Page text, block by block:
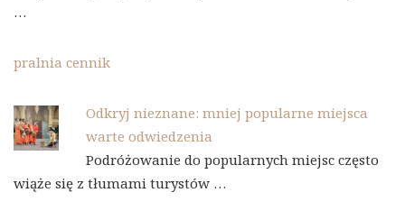
…
pralnia cennik
Odkryj nieznane: mniej popularne miejsca
warte odwiedzenia
Podróżowanie do popularnych miejsc często
wiąże się z tłumami turystów …